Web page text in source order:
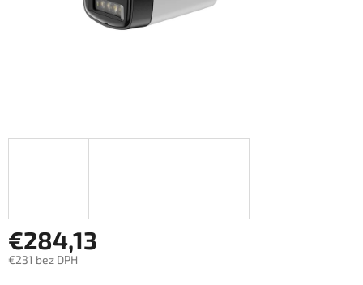
€284,13
€231 bez DPH